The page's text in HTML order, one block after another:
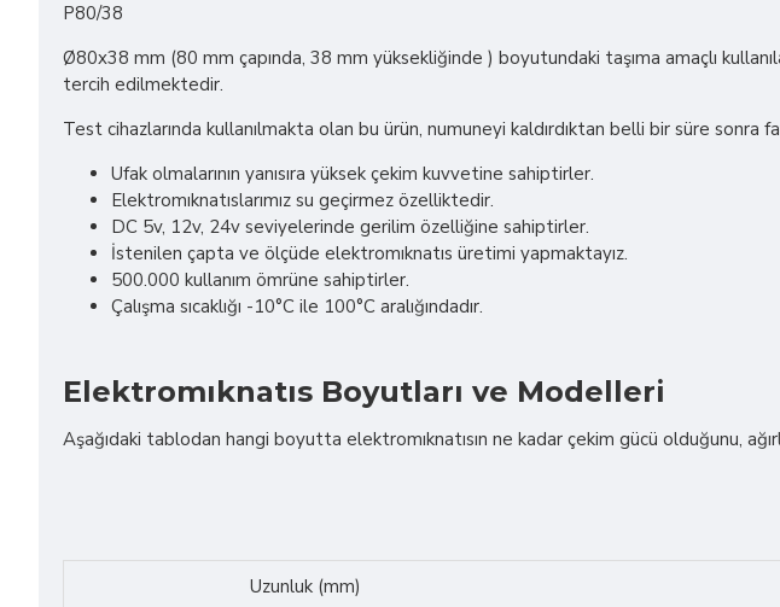
P80/38
Ø80x38 mm (80 mm çapında, 38 mm yüksekliğinde ) boyutundaki taşıma amaçlı
tercih edilmektedir.
Test cihazlarında kullanılmakta olan bu ürün, numuneyi kaldırdıktan belli bir süre sonra
Ufak olmalarının yanısıra yüksek çekim kuvvetine sahiptirler.
Elektromıknatıslarımız su geçirmez özelliktedir.
DC 5v, 12v, 24v seviyelerinde gerilim özelliğine sahiptirler.
İstenilen çapta ve ölçüde elektromıknatıs üretimi yapmaktayız.
500.000 kullanım ömrüne sahiptirler.
Çalışma sıcaklığı -10°C ile 100°C aralığındadır.
Elektromıknatıs Boyutları ve Modelleri
Aşağıdaki tablodan hangi boyutta elektromıknatısın ne kadar çekim gücü olduğunu,
Uzunluk (mm)